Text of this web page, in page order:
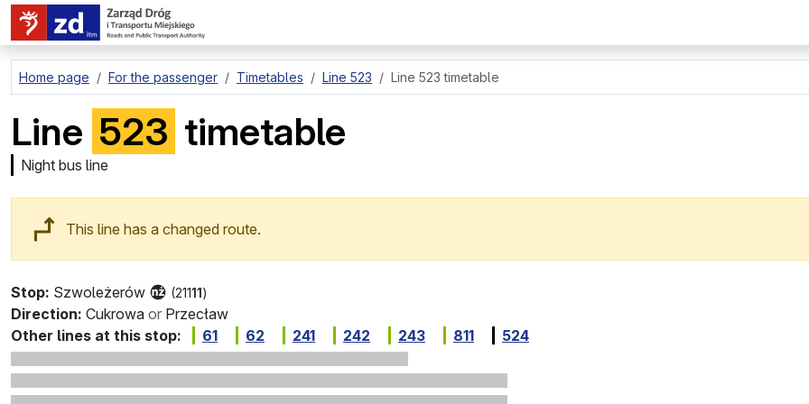
go to page content
Home page For the passenger Timetables Line 523 Line 523 timetable
Line 523 timetable
Night bus line
This line has a changed route.
Stop: Szwoleżerów (21111)
Direction: Cukrowa or Przecław
Other lines at this stop:
61 62 241 242 243 811 524